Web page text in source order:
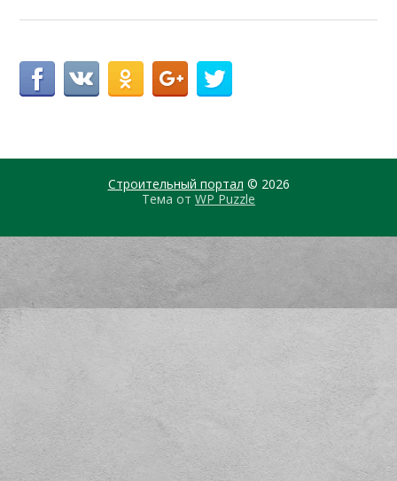
Строительный портал © 2026
Тема от WP Puzzle